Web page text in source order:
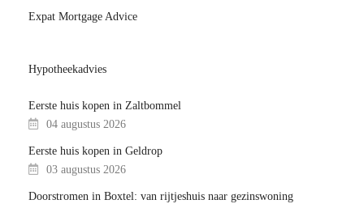
Expat Mortgage Advice
Hypotheekadvies
Eerste huis kopen in Zaltbommel
04 augustus 2026
Eerste huis kopen in Geldrop
03 augustus 2026
Doorstromen in Boxtel: van rijtjeshuis naar gezinswoning